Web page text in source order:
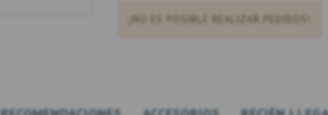
¡NO ES POSIBLE REALIZAR PEDIDOS!